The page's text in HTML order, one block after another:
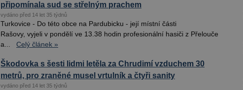
připomínala sud se střelným prachem
vydáno před 14 let 35 týdnů
Turkovice - Do této obce na Pardubicku - její místní části
Rašovy, vyjeli v pondělí ve 13.38 hodin profesionální hasiči z Přelouče
a...
Celý článek »
Škodovka s šesti lidmi letěla za Chrudimí vzduchem 30
metrů, pro zraněné musel vrtulník a čtyři sanity
vydáno před 14 let 35 týdnů